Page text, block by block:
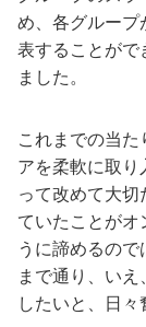
め、各グループ
表することがで
ました。
これまでの当
アを柔軟に取
って改めて大
ていたことが
うに諦めるの
まで通り、い
したいと、日々